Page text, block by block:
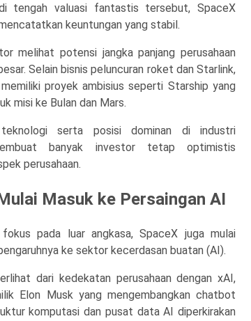
di tengah valuasi fantastis tersebut, SpaceX
keuntungan yang stabil.
melihat potensi jangka panjang perusahaan
Selain bisnis peluncuran roket dan Starlink,
proyek ambisius seperti Starship yang
misi ke Bulan dan Mars.
teknologi serta posisi dominan di industri
banyak investor tetap optimistis
perusahaan.
Masuk ke Persaingan AI
pada luar angkasa, SpaceX juga mulai
ke sektor kecerdasan buatan (AI).
dari kedekatan perusahaan dengan xAI,
Elon Musk yang mengembangkan chatbot
komputasi dan pusat data AI diperkirakan